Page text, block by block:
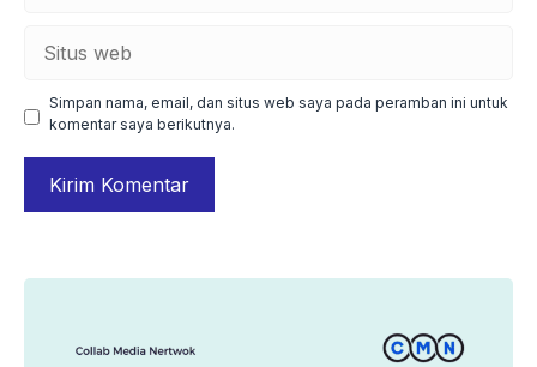
web
Simpan nama, email, dan situs web saya pada peramban ini untuk
komentar saya berikutnya.